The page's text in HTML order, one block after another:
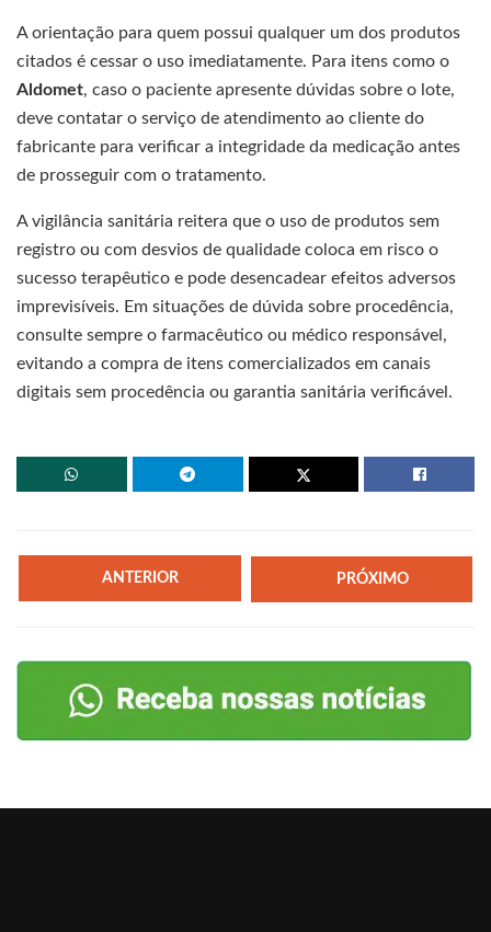
A orientação para quem possui qualquer um dos produtos
citados é cessar o uso imediatamente. Para itens como o
Aldomet, caso o paciente apresente dúvidas sobre o lote,
deve contatar o serviço de atendimento ao cliente do
fabricante para verificar a integridade da medicação antes
de prosseguir com o tratamento.
A vigilância sanitária reitera que o uso de produtos sem
registro ou com desvios de qualidade coloca em risco o
sucesso terapêutico e pode desencadear efeitos adversos
imprevisíveis. Em situações de dúvida sobre procedência,
consulte sempre o farmacêutico ou médico responsável,
evitando a compra de itens comercializados em canais
digitais sem procedência ou garantia sanitária verificável.
ANTERIOR PRÓXIMO